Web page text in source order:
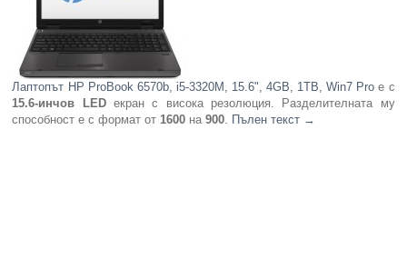
Лаптопът HP ProBook 6570b, i5-3320M, 15.6", 4GB, 1TB, Win7 Pro е с
15.6-инчов LEDекран с висока резолюция. Разделителната му
способност е с формат от1600 на900. Пълен текст →